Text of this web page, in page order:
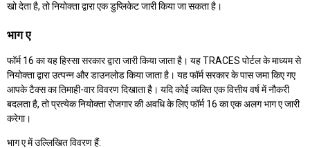
खो देता है, तो नियोक्ता द्वारा एक डुप्लिकेट जारी किया जा सकता है।
भाग ए
फॉर्म 16 का यह हिस्सा सरकार द्वारा जारी किया जाता है। यह TRACES पोर्टल के माध्यम से
नियोक्ता द्वारा उत्पन्न और डाउनलोड किया जाता है। यह फॉर्म सरकार के पास जमा किए गए
आपके टैक्स का तिमाही-वार विवरण दिखाता है। यदि कोई व्यक्ति एक वित्तीय वर्ष में नौकरी
बदलता है, तो प्रत्येक नियोक्ता रोजगार की अवधि के लिए फॉर्म 16 का एक अलग भाग ए जारी
करेगा।
भाग ए में उल्लिखित विवरण हैं: